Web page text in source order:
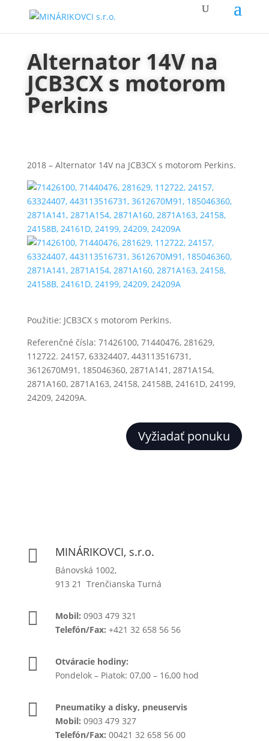
Alternator 14V na
JCB3CX s motorom
Perkins
2018 – Alternator 14V na JCB3CX s motorom Perkins.
Použitie: JCB3CX s motorom Perkins.
Referenčné čísla: 71426100, 71440476, 281629,
112722. 24157, 63324407, 443113516731,
3612670M91, 185046360, 2871A141, 2871A154,
2871A160, 2871A163, 24158, 24158B, 24161D, 24199,
24209, 24209A.
Vyžiadať ponuku
 MINÁRIKOVCI, s.r.o.
Bánovská 1002,
913 21 Trenčianska Turná
 Mobil: 0903 479 321
Telefón/Fax: +421 32 658 56 56

Otváracie hodiny:
Pondelok – Piatok: 07,00 – 16,00 hod

Pneumatiky a disky, pneuservis
Mobil: 0903 479 327
Telefón/Fax: 00421 32 658 56 00